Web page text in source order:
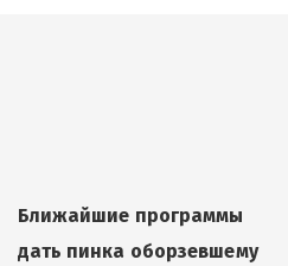
Ближайшие программы
дать пинка оборзевшему